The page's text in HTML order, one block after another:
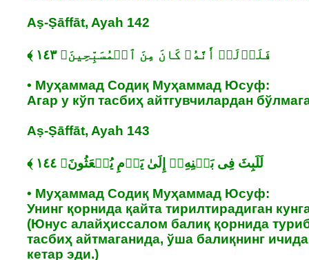
Aṣ-Ṣāffāt, Ayah 142
• Муҳаммад Содиқ Муҳаммад Юсуф:
Агар у кўп тасбиҳ айтгувчилардан
Aṣ-Ṣāffāt, Ayah 143
• Муҳаммад Содиқ Муҳаммад Юсуф:
Унинг қорнида қайта тирилтирадиган
(Юнус алайҳиссалом балиқ қорнида
тасбиҳ айтмаганида, ўша балиқнинг
кетар эди.)